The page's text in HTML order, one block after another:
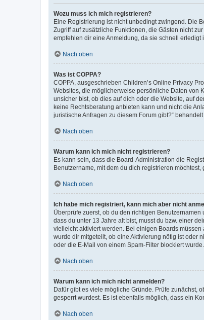
Wozu muss ich mich registrieren?
Eine Registrierung ist nicht unbedingt zwingend. Die
Zugriff auf zusätzliche Funktionen, die Gästen nicht
empfehlen dir eine Anmeldung, da sie schnell erledigt
Nach oben
Was ist COPPA?
COPPA, ausgeschrieben Children’s Online Privacy
Websites, die möglicherweise persönliche Daten von
unsicher bist, ob dies auf dich oder die Website, auf
keine Rechtsberatung anbieten kann und nicht die
juristische Anfragen zu diesem Forum gibt?“ behandelt
Nach oben
Warum kann ich mich nicht registrieren?
Es kann sein, dass die Board-Administration die
Benutzername, mit dem du dich registrieren
Nach oben
Ich habe mich registriert, kann mich aber nicht
Überprüfe zuerst, ob du den richtigen
dass du unter 13 Jahre alt bist, musst du bzw. einer
vielleicht aktiviert werden. Bei einigen Boards
wurde dir mitgeteilt, ob eine Aktivierung nötig ist oder
oder die E-Mail von einem Spam-Filter blockiert
Nach oben
Warum kann ich mich nicht anmelden?
Dafür gibt es viele mögliche Gründe. Prüfe zunächst,
gesperrt wurdest. Es ist ebenfalls möglich, dass ein
Nach oben